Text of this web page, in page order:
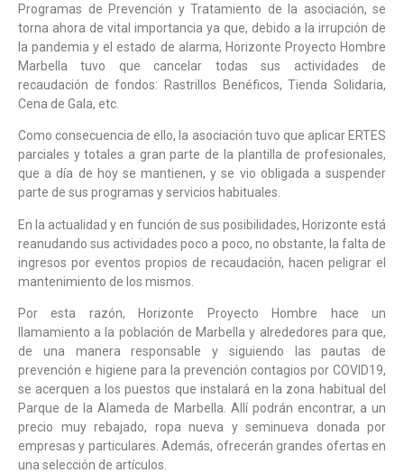
Programas de Prevención y Tratamiento de la asociación, se
torna ahora de vital importancia ya que, debido a la irrupción de
la pandemia y el estado de alarma, Horizonte Proyecto Hombre
Marbella tuvo que cancelar todas sus actividades de
recaudación de fondos: Rastrillos Benéficos, Tienda Solidaria,
Cena de Gala, etc.
Como consecuencia de ello, la asociación tuvo que aplicar ERTES
parciales y totales a gran parte de la plantilla de profesionales,
que a día de hoy se mantienen, y se vio obligada a suspender
parte de sus programas y servicios habituales.
En la actualidad y en función de sus posibilidades, Horizonte está
reanudando sus actividades poco a poco, no obstante, la falta de
ingresos por eventos propios de recaudación, hacen peligrar el
mantenimiento de los mismos.
Por esta razón, Horizonte Proyecto Hombre hace un
llamamiento a la población de Marbella y alrededores para que,
de una manera responsable y siguiendo las pautas de
prevención e higiene para la prevención contagios por COVID19,
se acerquen a los puestos que instalará en la zona habitual del
Parque de la Alameda de Marbella. Allí podrán encontrar, a un
precio muy rebajado, ropa nueva y seminueva donada por
empresas y particulares. Además, ofrecerán grandes ofertas en
una selección de artículos.